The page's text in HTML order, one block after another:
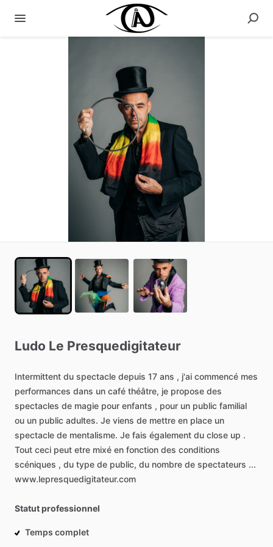
Ludo Le Presquedigitateur
Intermittent du spectacle depuis 17 ans , j'ai commencé mes
performances dans un café théâtre, je propose des
spectacles de magie pour enfants , pour un public familial
ou un public adultes. Je viens de mettre en place un
spectacle de mentalisme. Je fais également du close up .
Tout ceci peut etre mixé en fonction des conditions
scéniques , du type de public, du nombre de spectateurs ...
www.lepresquedigitateur.com
Statut professionnel
Temps complet